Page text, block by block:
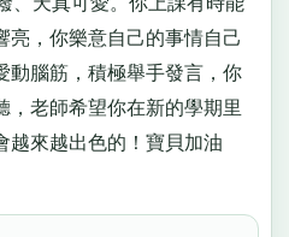
亮，你樂意自己的事情自己
動腦筋，積極舉手發言，你
，老師希望你在新的學期里
越來越出色的！寶貝加油